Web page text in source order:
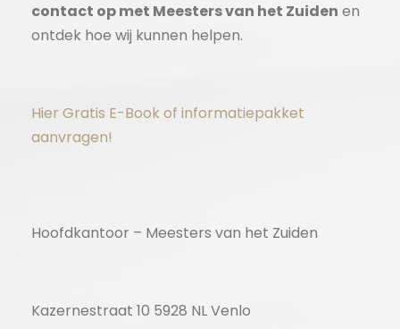
contact op met Meesters van het Zuiden en
ontdek hoe wij kunnen helpen.
Hier Gratis E-Book of informatiepakket
aanvragen!
Hoofdkantoor – Meesters van het Zuiden
Kazernestraat 10 5928 NL Venlo